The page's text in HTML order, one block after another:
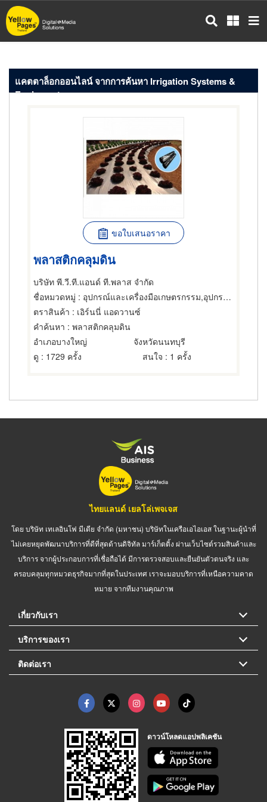
ข้าม
ไป
หลัก
แคตตาล็อกออนไลน์ จากการค้นหา Irrigation Systems &
Equipment
ขอใบเสนอราคา
พลาสติกคลุมดิน
บริษัท พี.วี.ที.แอนด์ ที.พลาส จำกัด
ชื่อหมวดหมู่ : อุปกรณ์และเครื่องมือเกษตรกรรม,อุปกรณ์และเครื่องมือเกษตรกรรม,อุปกรณ์ทดน้ำเพื่อการเกษตร
ตราสินค้า : เอิร์นนี่ แอดวานซ์
คำค้นหา : พลาสติกคลุมดิน
อำเภอบางใหญ่
จังหวัดนนทบุรี
ดู : 1729 ครั้ง สนใจ : 1 ครั้ง
ไทยแลนด์ เยลโล่เพจเจส
โดย บริษัท เทเลอินโฟ มีเดีย จำกัด (มหาชน) บริษัทในเครือเอไอเอส ในฐานะผู้นำที่
ไม่เคยหยุดพัฒนาบริการที่ดีที่สุดด้านดิจิทัล มาร์เก็ตติ้ง ผ่านเว็บไซต์รวมสินค้าและ
บริการ จากผู้ประกอบการที่เชื่อถือได้ มีการตรวจสอบและยืนยันตัวตนจริง และ
ครอบคลุมทุกหมวดธุรกิจมากที่สุดในประเทศ เราจะมอบบริการที่เหนือความคาด
หมาย จากทีมงานคุณภาพ
เกี่ยวกับเรา
บริการของเรา
ติดต่อเรา
ดาวน์โหลดแอปพลิเคชัน